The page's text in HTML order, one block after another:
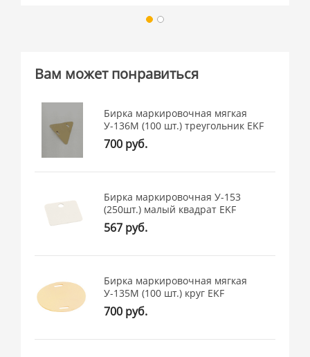
Вам может понравиться
Бирка маркировочная мягкая
У-136М (100 шт.) треугольник EKF
700 руб.
Бирка маркировочная У-153
(250шт.) малый квадрат EKF
567 руб.
Бирка маркировочная мягкая
У-135М (100 шт.) круг EKF
700 руб.